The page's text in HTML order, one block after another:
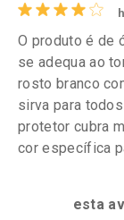
O produto é de
se adequa ao
rosto branco
sirva para
protetor cubra
cor específica
esta